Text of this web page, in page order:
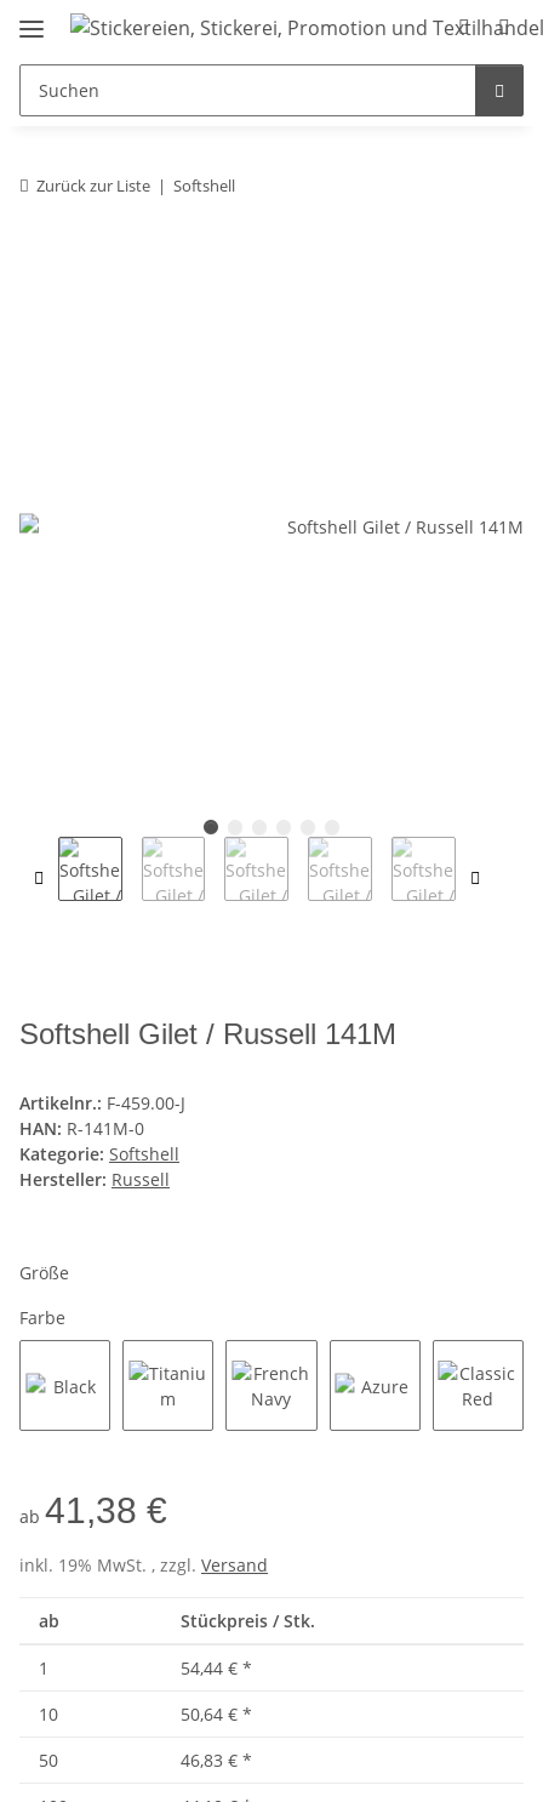
Zurück zur Liste Softshell
Softshell Gilet / Russell 141M
Artikelnr.: F-459.00-J
HAN: R-141M-0
Kategorie: Softshell
Hersteller: Russell
Größe
Farbe
ab 41,38 €
inkl. 19% MwSt. , zzgl. Versand
ab Stückpreis / Stk.
1 54,44 € *
10
50,64 € *
50
46,83 € *